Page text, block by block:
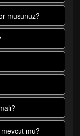
musunuz?
mu?